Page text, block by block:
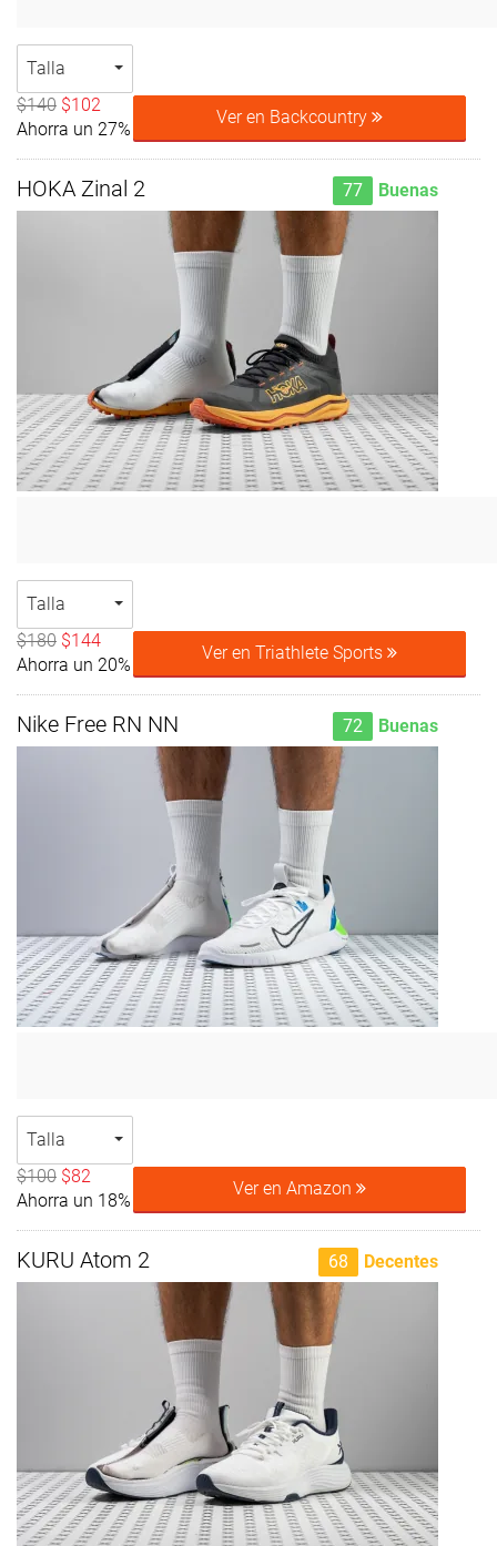
Talla
$140 $102
Ahorra un 27%
Ver en Backcountry
HOKA Zinal 2 77 Buenas
Talla
$180 $144
Ahorra un 20%
Ver en Triathlete Sports
Nike Free RN NN 72 Buenas
Talla
$100 $82
Ahorra un 18%
Ver en Amazon
KURU Atom 2 68 Decentes